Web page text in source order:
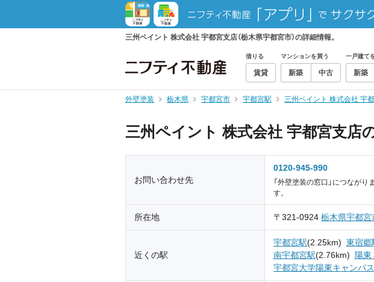
三州ペイント 株式会社 宇都宮支店（栃木県宇都宮市）の詳細情報。
借りる
賃貸
マンションを買う
新築 中古
一戸建て
新築
外壁塗装 栃木県 宇都宮市 宇都宮駅 三州ペイント 株式会社 宇
三州ペイント 株式会社 宇都宮支店
お問い合わせ先
0120-945-990
「外壁塗装の窓口」につなが
す。
所在地 〒321-0924 栃木県宇都宮
近くの駅
宇都宮駅(2.25km) 東宿郷
南宇都宮駅(2.76km) 陽東
宇都宮大学陽東キャンパ